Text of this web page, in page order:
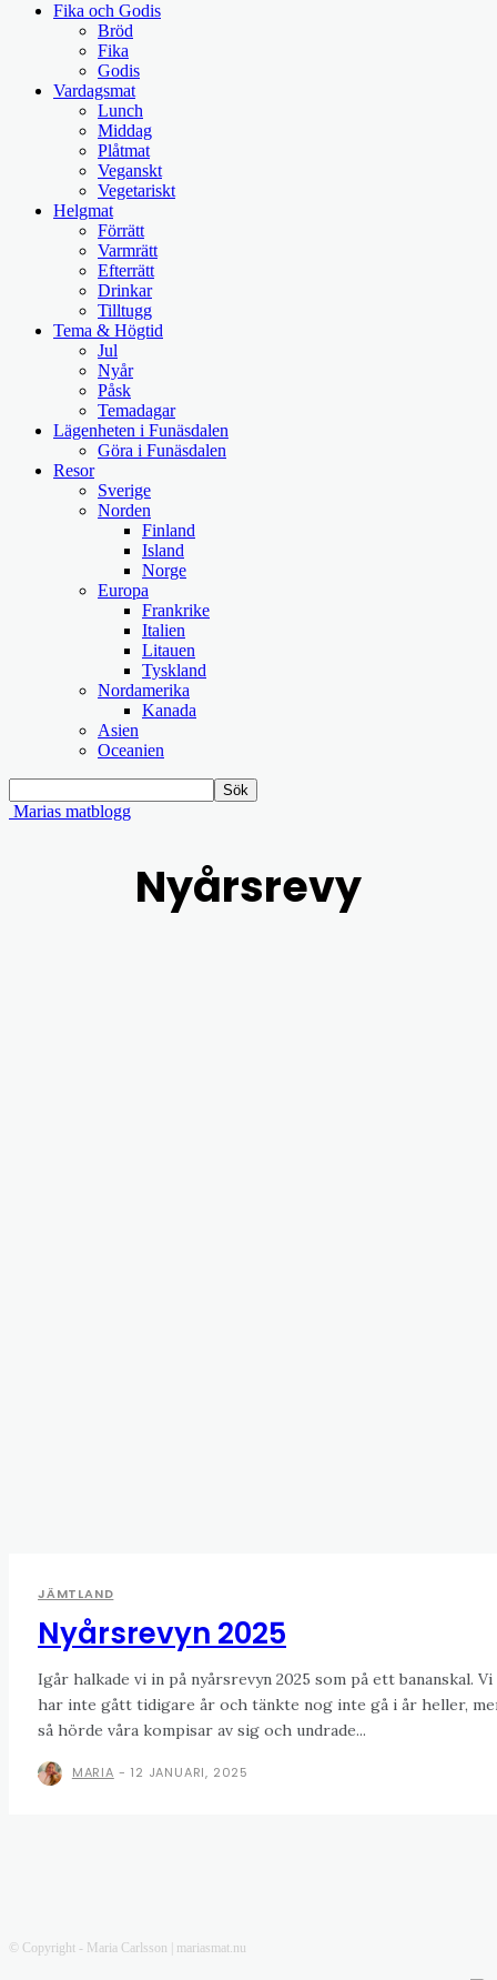
Fika och Godis
Bröd
Fika
Godis
Vardagsmat
Lunch
Middag
Plåtmat
Veganskt
Vegetariskt
Helgmat
Förrätt
Varmrätt
Efterrätt
Drinkar
Tilltugg
Tema & Högtid
Jul
Nyår
Påsk
Temadagar
Lägenheten i Funäsdalen
Göra i Funäsdalen
Resor
Sverige
Norden
Finland
Island
Norge
Europa
Frankrike
Italien
Litauen
Tyskland
Nordamerika
Kanada
Asien
Oceanien
Marias matblogg
Nyårsrevy
JÄMTLAND
Nyårsrevyn 2025
Igår halkade vi in på nyårsrevyn 2025 som på ett bananskal. Vi
har inte gått tidigare år och tänkte nog inte gå i år heller,
så hörde våra kompisar av sig och undrade...
MARIA - 12 JANUARI, 2025
© Copyright - Maria Carlsson | mariasmat.nu